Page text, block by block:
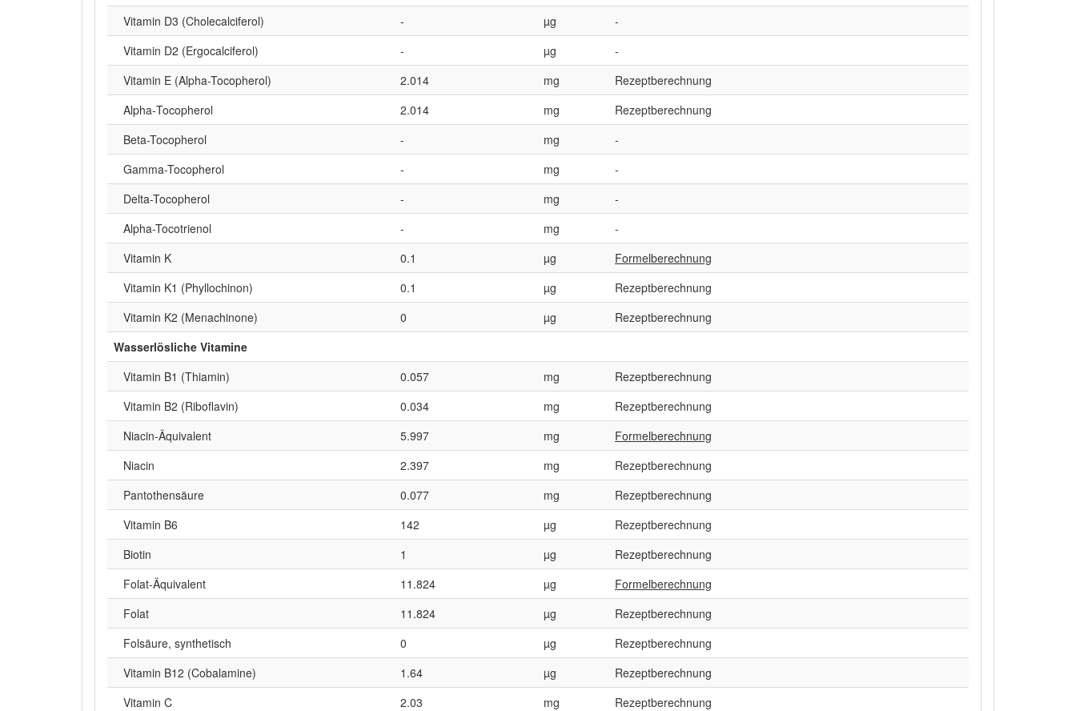
Vitamin D3 (Cholecalciferol)
- µg
-
Vitamin D2 (Ergocalciferol)
- µg
-
Vitamin E (Alpha-Tocopherol)
2.014 mg
Rezeptberechnung
Alpha‑Tocopherol
2.014 mg
Rezeptberechnung
Beta-Tocopherol
- mg
-
Gamma-Tocopherol
- mg
-
Delta-Tocopherol
- mg
-
Alpha-Tocotrienol
- mg
-
Vitamin K
0.1 µg
Formelberechnung
Vitamin K1 (Phyllochinon)
0.1 µg
Rezeptberechnung
Vitamin K2 (Menachinone)
0 µg
Rezeptberechnung
Wasserlösliche Vitamine
Vitamin B1 (Thiamin)
0.057 mg
Rezeptberechnung
Vitamin B2 (Riboflavin)
0.034 mg
Rezeptberechnung
Niacin-Äquivalent
5.997 mg
Formelberechnung
Niacin
2.397 mg
Rezeptberechnung
Pantothensäure
0.077 mg
Rezeptberechnung
Vitamin B6
142 µg
Rezeptberechnung
Biotin
1 µg
Rezeptberechnung
Folat-Äquivalent
11.824 µg
Formelberechnung
Folat
11.824 µg
Rezeptberechnung
Folsäure, synthetisch
0 µg
Rezeptberechnung
Vitamin B12 (Cobalamine)
1.64 µg
Rezeptberechnung
Vitamin C
2.03 mg
Rezeptberechnung